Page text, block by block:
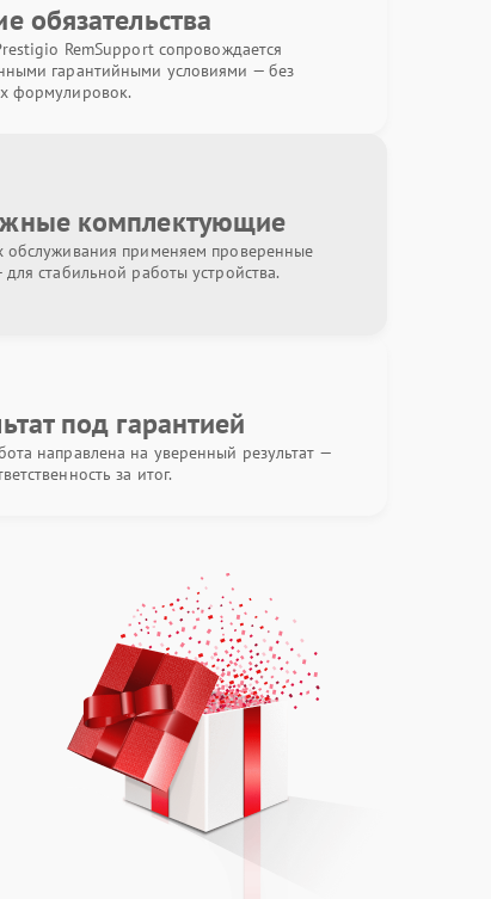
обязательства
RemSupport сопровождается
гарантийными условиями — без
формулировок.
комплектующие
обслуживания применяем проверенные
для стабильной работы устройства.
под гарантией
направлена на уверенный результат —
за итог.